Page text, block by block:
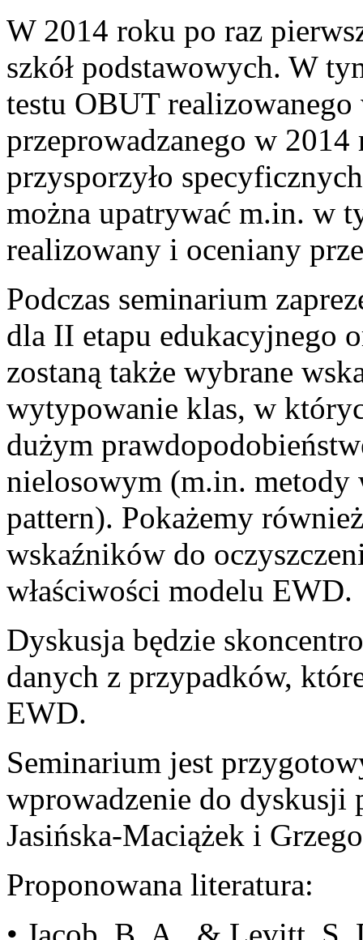
W 2014 roku po raz
szkół podstawowych. W
testu OBUT
przeprowadzanego w
przysporzyło
można upatrywać m.in. w
realizowany i oceniany
Podczas seminarium
dla II etapu edukacyjnego
zostaną także wybrane
wytypowanie klas, w
dużym
nielosowym (m.in. metody
pattern). Pokażemy
wskaźników do
właściwości modelu EWD.
Dyskusja będzie
danych z przypadków,
EWD.
Seminarium jest
wprowadzenie do dyskusji
Jasińska-Maciążek i
Proponowana literatura: